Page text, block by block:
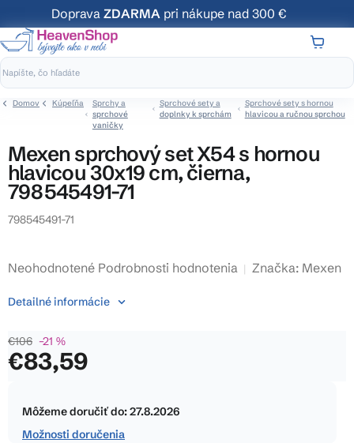
na
obsah
Doprava ZDARMA pri nákupe nad 300 €
Domov Kúpeľňa
Sprchy a
sprchové
vaničky
Sprchové sety a
doplnky k sprchám
Sprchové sety s hornou
hlavicou a ručnou sprchou
Mexen sprchový set X54 s hornou
hlavicou 30x19 cm, čierna,
798545491-71
798545491-71
Priemerné
produktu
0,0
z
Neohodnotené Podrobnosti hodnotenia Značka: Mexen
€106 –21 %
€83,59
cena:
Môžeme doručiť do:27.8.2026
Možnosti doručenia
Detailné informácie